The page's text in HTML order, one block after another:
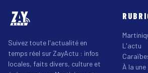
Suivez toute l'actualité en
temps réel sur ZayActu : infos
locales, faits divers, culture et
L'actu
À la une